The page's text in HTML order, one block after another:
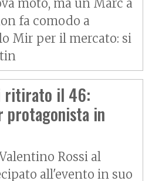
moto, ma un Marc a
fa comodo a
Mir per il mercato: si
ritirato il 46:
protagonista in
Rossi al
all'evento in suo